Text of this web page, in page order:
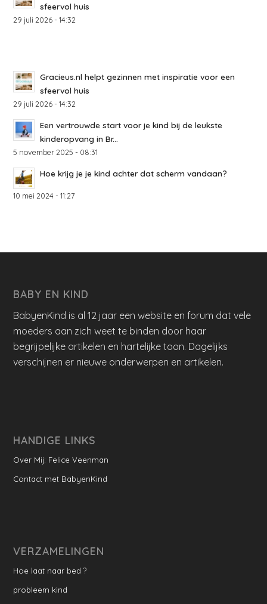
sfeervol huis
29 juli 2026 - 14:32
Gracieus.nl helpt gezinnen met inspiratie voor een
sfeervol huis
29 juli 2026 - 14:32
Een vertrouwde start voor je kind bij de leukste
kinderopvang in Br...
5 november 2025 - 08:31
Hoe krijg je je kind achter dat scherm vandaan?
10 mei 2024 - 11:27
BABY EN KIND
BabyenKind is al 12 jaar een website en forum dat vele
moeders aan zich weet te binden door haar
begrijpelijke artikelen en hartelijke toon. Dagelijks
verschijnen er nieuwe onderwerpen en artikelen.
HANDIGE LINKS
Over Mij: Felice Veenman
Contact met BabyenKind
VERZAMELINGEN
Hoe laat naar bed ?
probleem kind